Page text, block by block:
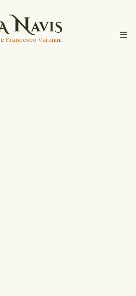
e Francesco Varanini